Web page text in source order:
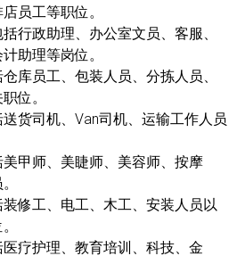
员工等职位。
括行政助理、办公室文员、客服、
助理等岗位。
库员工、包装人员、分拣人员、
位。
送货司机、Van司机、运输工作人员
美甲师、美睫师、美容师、按摩
装修工、电工、木工、安装人员以
医疗护理、教育培训、科技、金